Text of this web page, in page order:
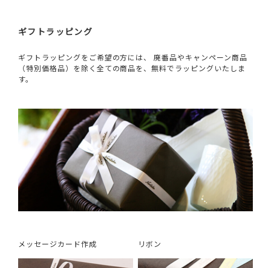
ギフトラッピング
ギフトラッピングをご希望の方には、 廃番品やキャンペーン商品
（特別価格品）を除く全ての商品を、無料でラッピングいたしま
す。
メッセージカード作成 リボン